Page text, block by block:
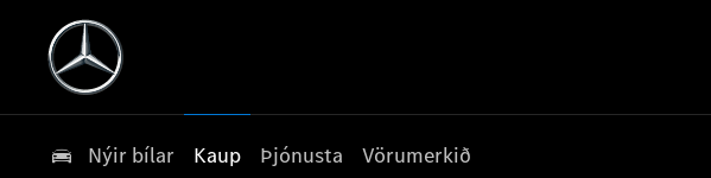
Nýir bílar Kaup Þjónusta Vörumerkið